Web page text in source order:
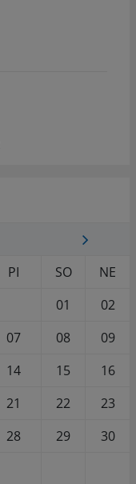
PI SO
NE
01
02
07 08
09
14 15
16
21 22
23
28 29
30